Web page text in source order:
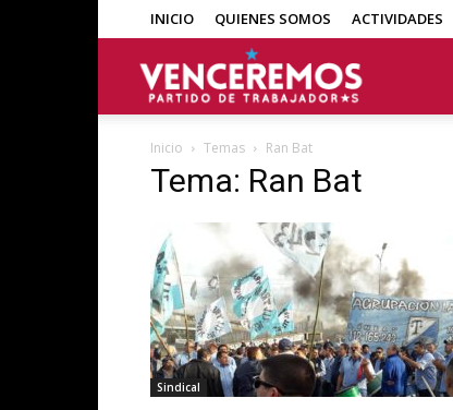
INICIO QUIENES SOMOS ACTIVIDADES
Inicio Temas Ran Bat
Tema: Ran Bat
Sindical